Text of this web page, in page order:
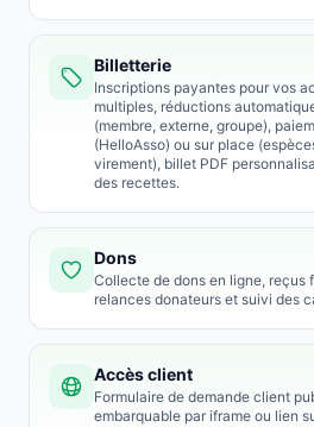
Billetterie
Inscriptions payantes pour vos
multiples, réductions
(membre, externe, groupe),
(HelloAsso) ou sur place
virement), billet PDF
des recettes.
Dons
Collecte de dons en ligne, reçus
relances donateurs et suivi des
Accès client
Formulaire de demande client
embarquable par iframe ou lien